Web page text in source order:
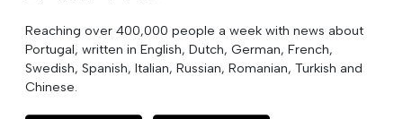
Reaching over 400,000 people a week with news about
Portugal, written in English, Dutch, German, French,
Swedish, Spanish, Italian, Russian, Romanian, Turkish and
Chinese.